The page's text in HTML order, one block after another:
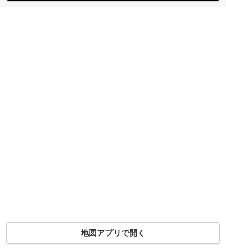
地図アプリで開く